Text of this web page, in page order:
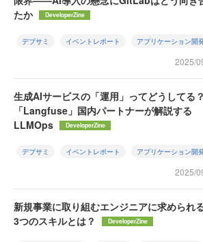
たか
DeveloperZine
デブサミ イベントレポート アプリケーション開
2025/
生成AIサービスの「運用」ってどうしてる？
「Langfuse」国内パートナーが解説する
LLMOps
DeveloperZine
デブサミ イベントレポート アプリケーション開
2025/
新規事業に取り組むエンジニアに求められる
3つのスキルとは？
DeveloperZine